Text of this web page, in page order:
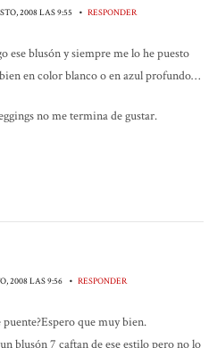
2008 LAS 9:55 • RESPONDER
ese blusón y siempre me lo he puesto
en color blanco o en azul profundo…
no me termina de gustar.
2008 LAS 9:56 • RESPONDER
que muy bien.
blusón 7 caftan de ese estilo pero no lo